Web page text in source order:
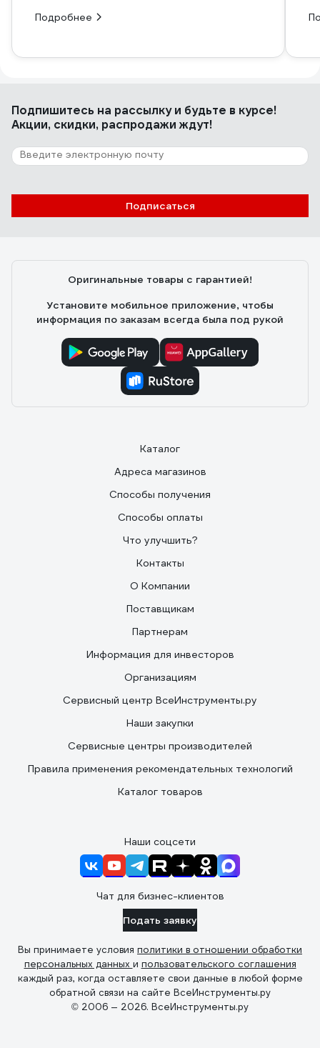
Подробнее
Подпишитесь на рассылкуи будьте в курсе!
Акции, скидки, распродажи ждут!
Подписаться
Оригинальные товары с гарантией!
Установите мобильное приложение, чтобы
информация по заказам всегда была под рукой
Каталог
Адреса магазинов
Способы получения
Способы оплаты
Что улучшить?
Контакты
О Компании
Поставщикам
Партнерам
Информация для инвесторов
Организациям
Сервисный центр ВсеИнструменты.ру
Наши закупки
Сервисные центры производителей
Правила применения рекомендательных технологий
Каталог товаров
Наши соцсети
Чат для бизнес-клиентов
Подать заявку
Вы принимаете условия политики в отношении обработки
персональных данных и пользовательского соглашения
каждый раз, когда оставляете свои данные в любой форме
обратной связи на сайте ВсеИнструменты.ру
© 2006 — 2026. ВсеИнструменты.ру